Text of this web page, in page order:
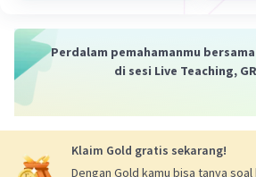
Perdalam pemahamanmu
di sesi Live Teaching,
Klaim Gold gratis sekarang!
Dengan Gold kamu bisa tanya soal